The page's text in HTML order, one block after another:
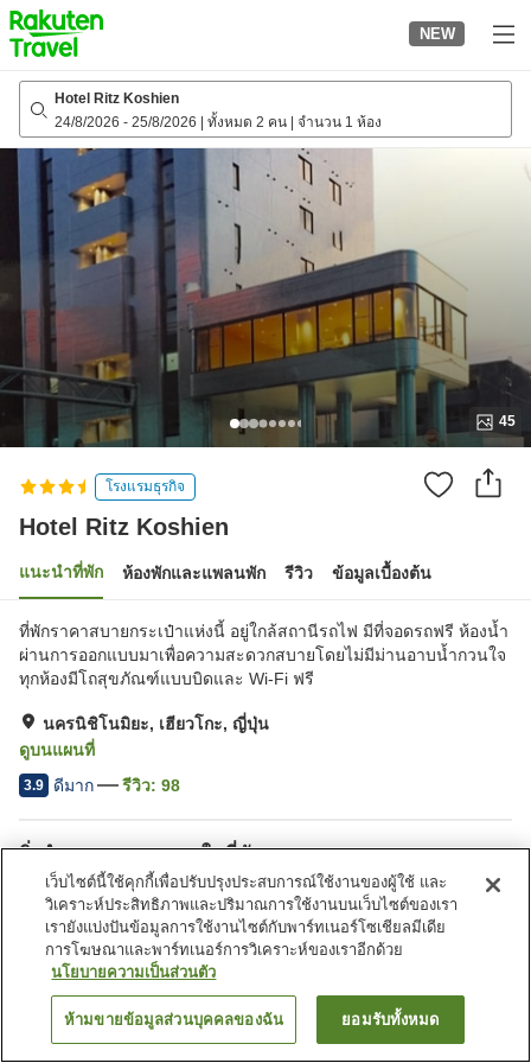
to
top
page
NEW
Hotel Ritz Koshien
24/8/2026 - 25/8/2026 ทั้งหมด 2 คน จำนวน 1 ห้อง
45
โรงแรมธุรกิจ
Hotel Ritz Koshien
แนะนำที่พัก ห้องพักและแพลนพัก รีวิว ข้อมูลเบื้องต้น
ที่พักราคาสบายกระเป๋าแห่งนี้ อยู่ใกล้สถานีรถไฟ มีที่จอดรถฟรี ห้องน้ำ
ผ่านการออกแบบมาเพื่อความสะดวกสบายโดยไม่มีม่านอาบน้ำกวนใจ
ทุกห้องมีโถสุขภัณฑ์แบบบิดและ Wi-Fi ฟรี
นครนิชิโนมิยะ, เฮียวโกะ, ญี่ปุ่น
ดูบนแผนที่
3.9 ดีมาก รีวิว: 98
สิ่งอำนวยความสะดวกในที่พัก
ที่จอดรถ
บริการส่งสินค้า
รูมเซอร์วิส
บริการโทรปลุก
หน้าแรก ญี่ปุ่น เฮียวโกะ
ค้นหาห้องพัก
เว็บไซต์นี้ใช้คุกกี้เพื่อปรับปรุงประสบการณ์ใช้งานของผู้ใช้ และ
วิเคราะห์ประสิทธิภาพและปริมาณการใช้งานบนเว็บไซต์ของเรา
เรายังแบ่งปันข้อมูลการใช้งานไซต์กับพาร์ทเนอร์โซเชียลมีเดีย
การโฆษณาและพาร์ทเนอร์การวิเคราะห์ของเราอีกด้วย
นโยบายความเป็นส่วนตัว
ห้ามขายข้อมูลส่วนบุคคลของฉัน ยอมรับทั้งหมด